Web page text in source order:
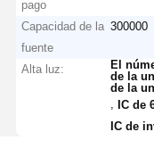
pago
Capacidad de la
fuente
300000
Alta luz:
El
de la
de la
, IC de
IC de